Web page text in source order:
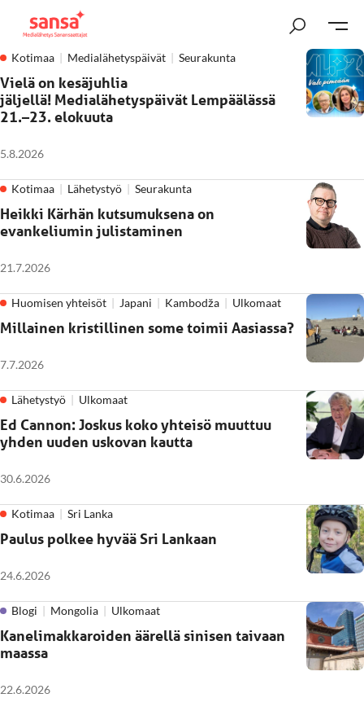
Kotimaa Medialähetyspäivät Seurakunta
Vielä on kesäjuhlia
jäljellä! Medialähetyspäivät Lempäälässä
21.–23. elokuuta
5.8.2026
Kotimaa Lähetystyö Seurakunta
Heikki Kärhän kutsumuksena on
evankeliumin julistaminen
21.7.2026
Huomisen yhteisöt Japani Kambodža Ulkomaat
Millainen kristillinen some toimii Aasiassa?
7.7.2026
Lähetystyö Ulkomaat
Ed Cannon: Joskus koko yhteisö muuttuu
yhden uuden uskovan kautta
30.6.2026
Kotimaa Sri Lanka
Paulus polkee hyvää Sri Lankaan
24.6.2026
Blogi Mongolia Ulkomaat
Kanelimakkaroiden äärellä sinisen taivaan
maassa
22.6.2026